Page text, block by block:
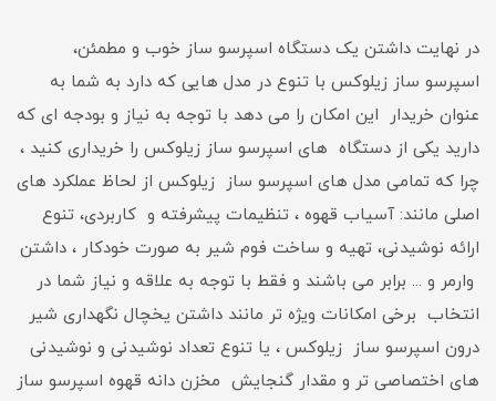
در نهایت داشتن یک دستگاه اسپرسو ساز خوب و مطمئن،
اسپرسو ساز زیلوکس با تنوع در مدل هایی که دارد به شما به
عنوان خریدار این امکان را می دهد با توجه به نیاز و بودجه ای که
دارید یکی از دستگاه های اسپرسو ساز زیلوکس را خریداری کنید ،
چرا که تمامی مدل های اسپرسو ساز زیلوکس از لحاظ عملکرد های
اصلی مانند: آسیاب قهوه ، تنظیمات پیشرفته و کاربردی، تنوع
ارائه نوشیدنی، تهیه و ساخت فوم شیر به صورت خودکار ، داشتن
وارمر و ... برابر می باشند و فقط با توجه به علاقه و نیاز شما در
انتخاب برخی امکانات ویژه تر مانند داشتن یخچال نگهداری شیر
درون اسپرسو ساز زیلوکس ، یا تنوع تعداد نوشیدنی و نوشیدنی
های اختصاصی تر و مقدار گنجایش مخزن دانه قهوه اسپرسو ساز